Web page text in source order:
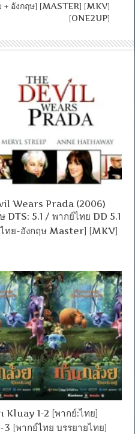
+ อังกฤษ] [MASTER] [MKV]
[ONE2UP]
Wears Prada (2006)
DTS: 5.1 / พากย์ไทย DD 5.1
ทย-อังกฤษ Master] [MKV]
Kluay 1-2 [พากย์:ไทย]
3 [พากย์ไทย บรรยายไทย]